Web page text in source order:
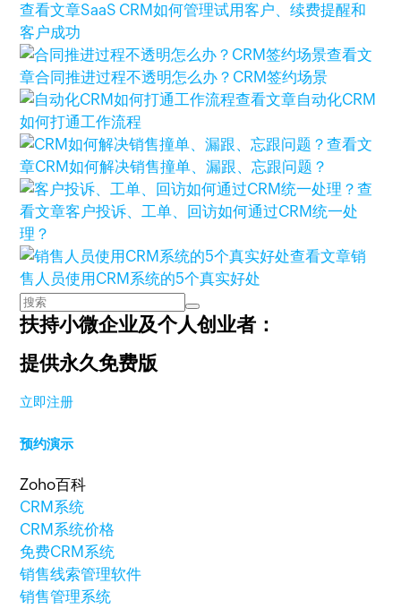
查看文章SaaS CRM如何管理试用客户、续费提醒和
客户成功
查看文
章合同推进过程不透明怎么办？CRM签约场景
查看文章自动化CRM
如何打通工作流程
查看文
章CRM如何解决销售撞单、漏跟、忘跟问题？
查
看文章客户投诉、工单、回访如何通过CRM统一处
理？
查看文章销
售人员使用CRM系统的5个真实好处
扶持小微企业及个人创业者：
提供永久免费版
立即注册
预约演示
Zoho百科
CRM系统
CRM系统价格
免费CRM系统
销售线索管理软件
销售管理系统